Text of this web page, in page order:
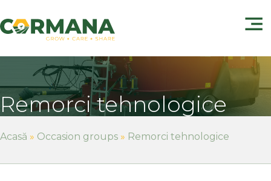
Remorci tehnologice
Acasă » Occasion groups » Remorci tehnologice